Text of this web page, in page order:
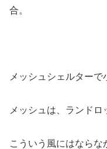
合。
メッシュシェルターで
メッシュは、ランドロ
こういう風にはならな